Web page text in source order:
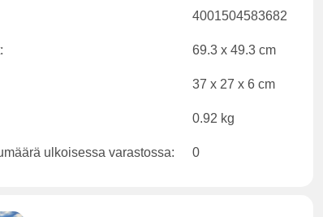
4001504583682
69.3 x 49.3 cm
37 x 27 x 6 cm
0.92 kg
ulkoisessa varastossa: 0